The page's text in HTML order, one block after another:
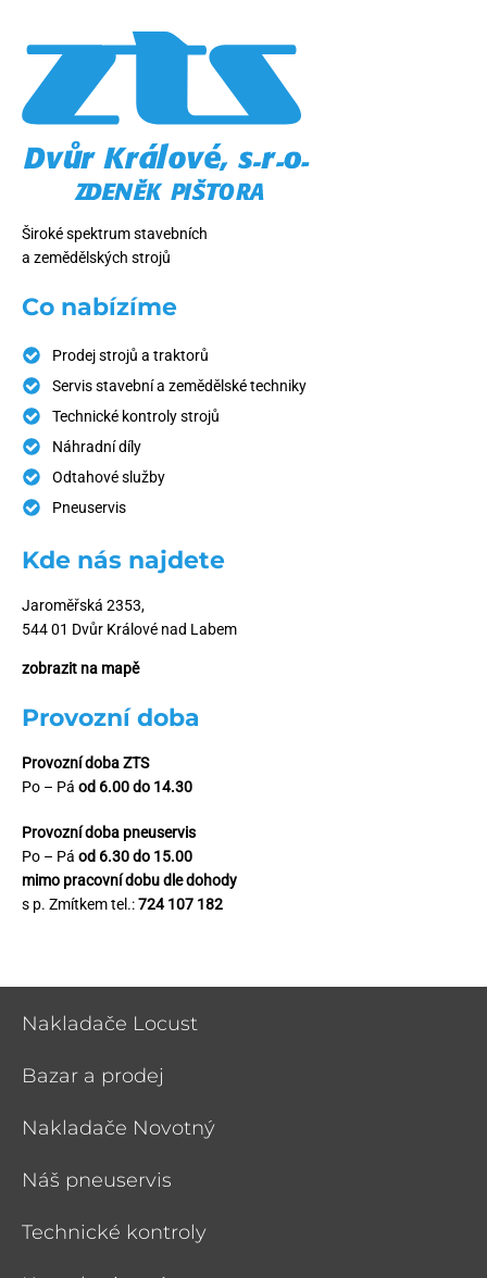
Široké spektrum stavebních
a zemědělských strojů
Co nabízíme
Prodej strojů a traktorů
Servis stavební a zemědělské techniky
Technické kontroly strojů
Náhradní díly
Odtahové služby
Pneuservis
Kde nás najdete
Jaroměřská 2353,
544 01 Dvůr Králové nad Labem
zobrazit na mapě
Provozní doba
Provozní doba ZTS
Po – Pá od 6.00 do 14.30
Provozní doba pneuservis
Po – Pá od 6.30 do 15.00
mimo pracovní dobu dle dohody
s p. Zmítkem tel.:724 107 182
Nakladače Locust
Bazar a prodej
Nakladače Novotný
Náš pneuservis
Technické kontroly